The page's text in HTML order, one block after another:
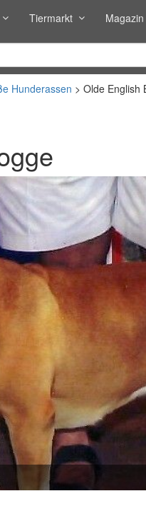
Tiermarkt Magazin
Hunderassen
Olde English